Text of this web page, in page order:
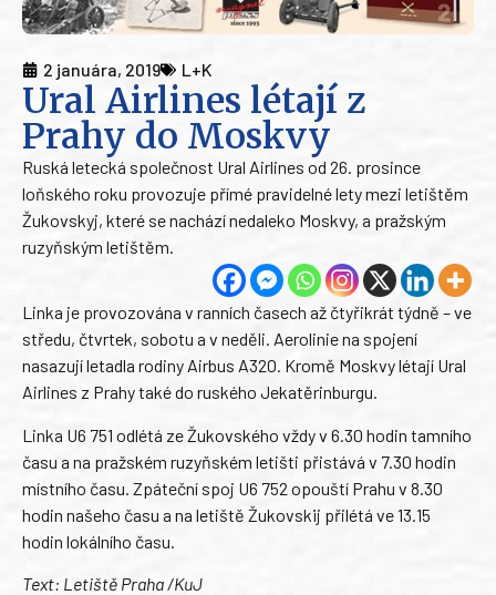
2 januára, 2019 L+K
Ural Airlines létají z
Prahy do Moskvy
Ruská letecká společnost Ural Airlines od 26. prosince
loňského roku provozuje přímé pravidelné lety mezi letištěm
Žukovskyj, které se nachází nedaleko Moskvy, a pražským
ruzyňským letištěm.
Linka je provozována v ranních časech až čtyřikrát týdně – ve
středu, čtvrtek, sobotu a v neděli. Aerolinie na spojení
nasazují letadla rodiny Airbus A320. Kromě Moskvy létají Ural
Airlines z Prahy také do ruského Jekatěrinburgu.
Linka U6 751 odlétá ze Žukovského vždy v 6.30 hodin tamního
času a na pražském ruzyňském letišti přistává v 7.30 hodin
místního času. Zpáteční spoj U6 752 opouští Prahu v 8.30
hodin našeho času a na letiště Žukovskij přilétá ve 13.15
hodin lokálního času.
Text: Letiště Praha /KuJ